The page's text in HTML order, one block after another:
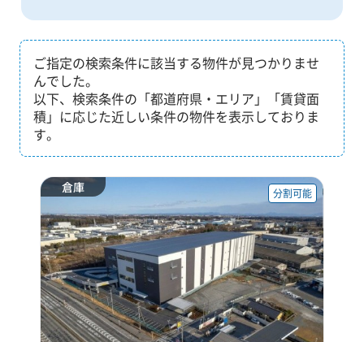
ご指定の検索条件に該当する物件が見つかりませ
んでした。
以下、検索条件の「都道府県・エリア」「賃貸面
積」に応じた近しい条件の物件を表示しておりま
す。
倉庫 分割可能